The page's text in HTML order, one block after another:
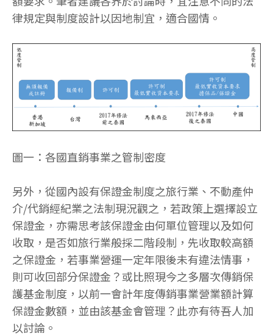
律規定與制度設計以因地制宜，適合國情。
圖一：各國直銷事業之管制密度
另外，從國內設有保證金制度之旅行業、不動產仲
介/代銷經紀業之法制現況觀之，若政策上選擇設立
保證金，亦需思考該保證金由何單位管理以及如何
收取，是否如旅行業般採二階段制，先收取較高額
之保證金，若事業營運一定年限後未有違法情事，
則可收回部分保證金？或比照現今之多層次傳銷保
護基金制度，以前一會計年度傳銷事業營業額計算
保證金數額，並由該基金會管理？此亦有待吾人加
以討論。